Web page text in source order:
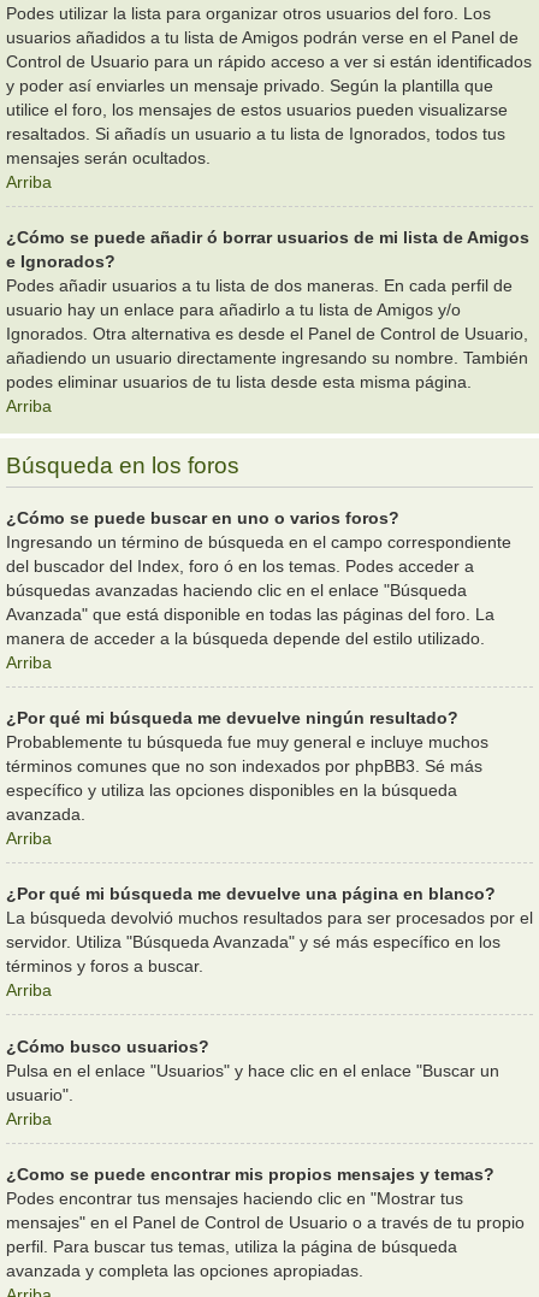
Podes utilizar la lista para organizar otros usuarios del foro. Los
usuarios añadidos a tu lista de Amigos podrán verse en el Panel de
Control de Usuario para un rápido acceso a ver si están identificados
y poder así enviarles un mensaje privado. Según la plantilla que
utilice el foro, los mensajes de estos usuarios pueden visualizarse
resaltados. Si añadís un usuario a tu lista de Ignorados, todos tus
mensajes serán ocultados.
Arriba
¿Cómo se puede añadir ó borrar usuarios de mi lista de Amigos
e Ignorados?
Podes añadir usuarios a tu lista de dos maneras. En cada perfil de
usuario hay un enlace para añadirlo a tu lista de Amigos y/o
Ignorados. Otra alternativa es desde el Panel de Control de Usuario,
añadiendo un usuario directamente ingresando su nombre. También
podes eliminar usuarios de tu lista desde esta misma página.
Arriba
Búsqueda en los foros
¿Cómo se puede buscar en uno o varios foros?
Ingresando un término de búsqueda en el campo correspondiente
del buscador del Index, foro ó en los temas. Podes acceder a
búsquedas avanzadas haciendo clic en el enlace "Búsqueda
Avanzada" que está disponible en todas las páginas del foro. La
manera de acceder a la búsqueda depende del estilo utilizado.
Arriba
¿Por qué mi búsqueda me devuelve ningún resultado?
Probablemente tu búsqueda fue muy general e incluye muchos
términos comunes que no son indexados por phpBB3. Sé más
específico y utiliza las opciones disponibles en la búsqueda
avanzada.
Arriba
¿Por qué mi búsqueda me devuelve una página en blanco?
La búsqueda devolvió muchos resultados para ser procesados por el
servidor. Utiliza "Búsqueda Avanzada" y sé más específico en los
términos y foros a buscar.
Arriba
¿Cómo busco usuarios?
Pulsa en el enlace "Usuarios" y hace clic en el enlace "Buscar un
usuario".
Arriba
¿Como se puede encontrar mis propios mensajes y temas?
Podes encontrar tus mensajes haciendo clic en "Mostrar tus
mensajes" en el Panel de Control de Usuario o a través de tu propio
perfil. Para buscar tus temas, utiliza la página de búsqueda
avanzada y completa las opciones apropiadas.